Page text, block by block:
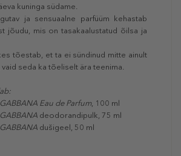
kuninga südame.
ja sensuaalne parfüüm kehastab
jõudu, mis on tasakaalustatud õilsa ja
tõestab, et ta ei sündinud mitte ainult
seda ka tõeliselt ära teenima.
Eau de Parfum, 100 ml
deodorandipulk, 75 ml
dušigeel, 50 ml